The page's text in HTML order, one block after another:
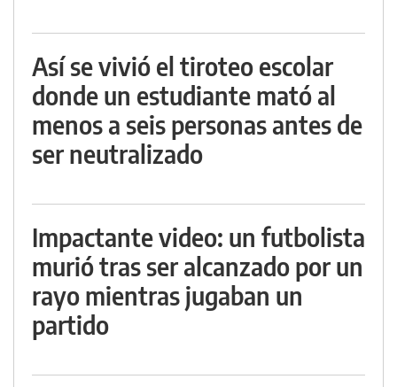
Así se vivió el tiroteo escolar
donde un estudiante mató al
menos a seis personas antes de
ser neutralizado
Impactante video: un futbolista
murió tras ser alcanzado por un
rayo mientras jugaban un
partido